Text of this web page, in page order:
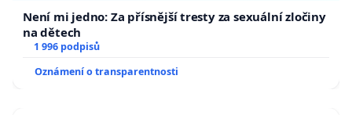
Není mi jedno: Za přísnější tresty za sexuální zločiny
na dětech
1 996 podpisů
Oznámení o transparentnosti